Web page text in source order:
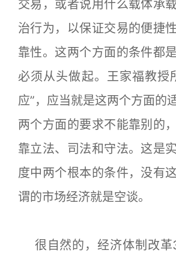
交易，或者说用什么载体承
治行为，以保证交易的便捷
靠性。这两个方面的条件都
必须从头做起。王家福教授
应”，应当就是这两个方面的
两个方面的要求不能靠别的
靠立法、司法和守法。这是
度中两个根本的条件，没有
谓的市场经济就是空谈。
很自然的，经济体制改革